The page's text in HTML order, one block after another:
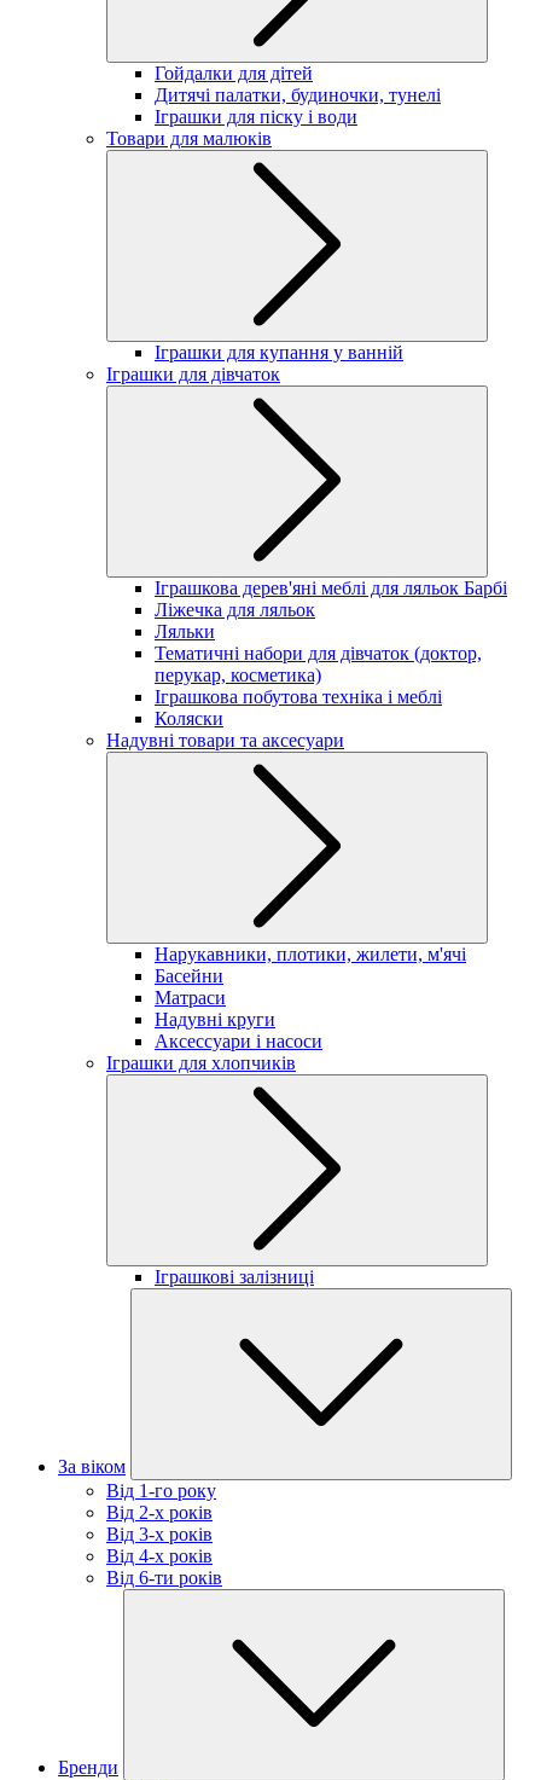
Гойдалки для дітей
Дитячі палатки, будиночки, тунелі
Іграшки для піску і води
Товари для малюків
Іграшки для купання у ванній
Іграшки для дівчаток
Іграшкова дерев'яні меблі для ляльок Барбі
Ліжечка для ляльок
Ляльки
Тематичні набори для дівчаток (доктор,
перукар, косметика)
Іграшкова побутова техніка і меблі
Коляски
Надувні товари та аксесуари
Нарукавники, плотики, жилети, м'ячі
Басейни
Матраси
Надувні круги
Аксессуари і насоси
Іграшки для хлопчиків
Іграшкові залізниці
За віком
Від 1-го року
Від 2-х років
Від 3-х років
Від 4-х років
Від 6-ти років
Бренди